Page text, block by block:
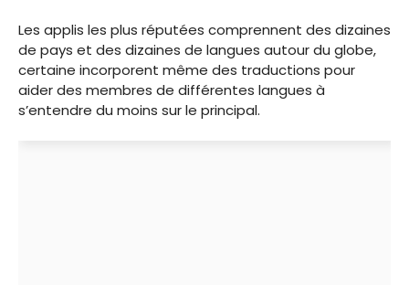
Les applis les plus réputées comprennent des dizaines
de pays et des dizaines de langues autour du globe,
certaine incorporent même des traductions pour
aider des membres de différentes langues à
s’entendre du moins sur le principal.